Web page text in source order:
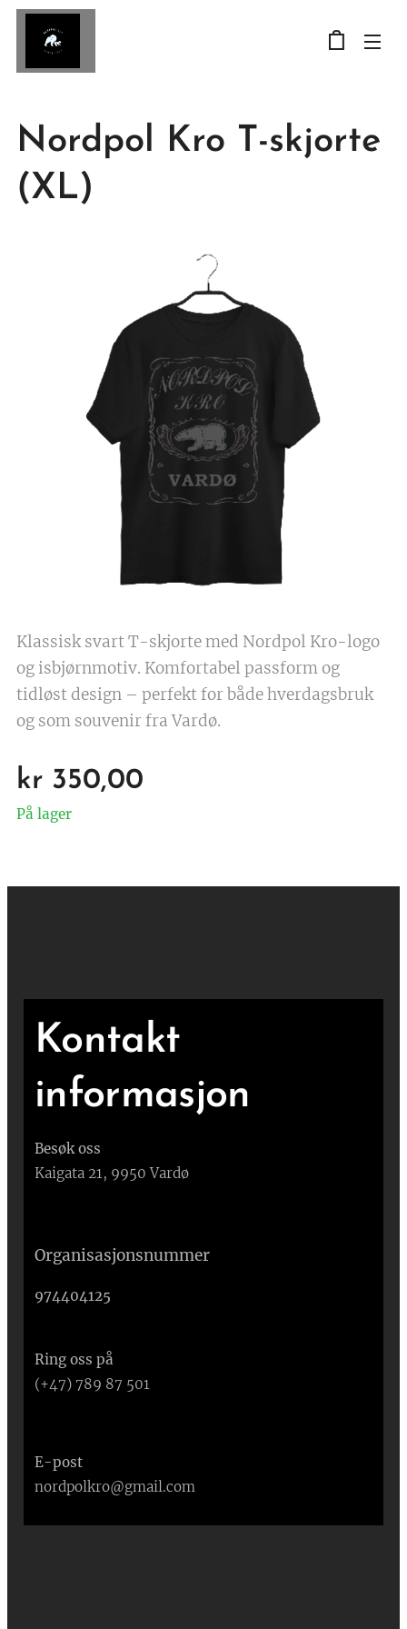
Nordpol Kro T-skjorte
(XL)
Klassisk svart T-skjorte med Nordpol Kro-logo
og isbjørnmotiv. Komfortabel passform og
tidløst design – perfekt for både hverdagsbruk
og som souvenir fra Vardø.
kr 350,00
På lager
Kontakt
informasjon
Besøk oss
Kaigata 21, 9950 Vardø
Organisasjonsnummer
974404125
Ring oss på
(+47) 789 87 501
E-post
nordpolkro@gmail.com